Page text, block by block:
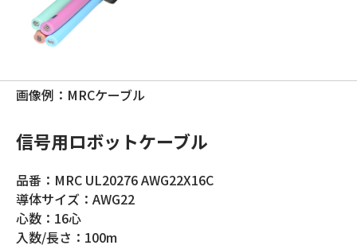
画像例：MRCケーブル
信号用ロボットケーブル
品番：MRC UL20276 AWG22X16C
導体サイズ：AWG22
心数：16心
入数/長さ：100m